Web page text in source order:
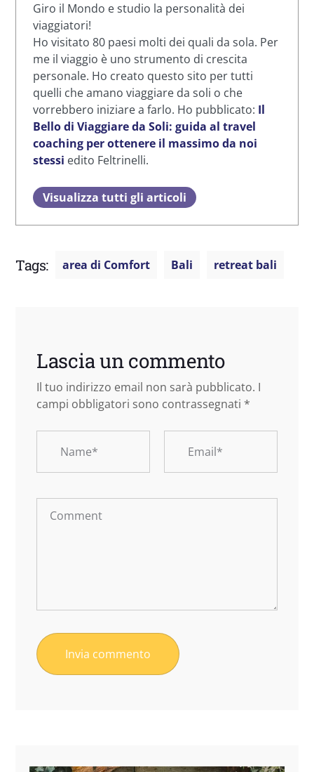
Giro il Mondo e studio la personalità dei
viaggiatori!
Ho visitato 80 paesi molti dei quali da sola. Per
me il viaggio è uno strumento di crescita
personale. Ho creato questo sito per tutti
quelli che amano viaggiare da soli o che
vorrebbero iniziare a farlo. Ho pubblicato: Il
Bello di Viaggiare da Soli: guida al travel
coaching per ottenere il massimo da noi
stessi edito Feltrinelli.
Visualizza tutti gli articoli
Tags: area di Comfort Bali retreat bali
Lascia un commento
Il tuo indirizzo email non sarà pubblicato. I
campi obbligatori sono contrassegnati *